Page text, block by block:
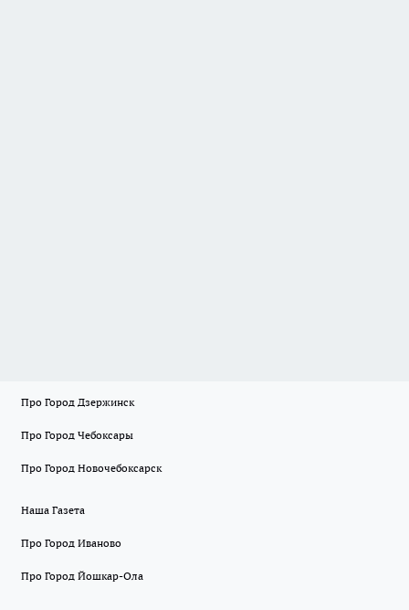
Про Город Дзержинск
Про Город Чебоксары
Про Город Новочебоксарск
Наша Газета
Про Город Иваново
Про Город Йошкар-Ола